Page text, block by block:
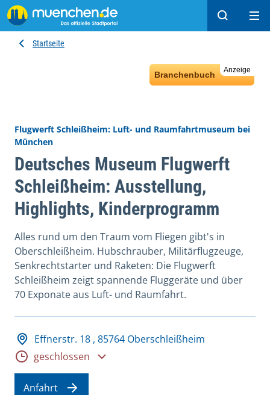
Suchen
Startseite
Anzeige
Branchenbuch
Flugwerft Schleißheim: Luft- und Raumfahrtmuseum bei
München
Deutsches Museum Flugwerft
Schleißheim: Ausstellung,
Highlights, Kinderprogramm
Alles rund um den Traum vom Fliegen gibt's in
Oberschleißheim. Hubschrauber, Militärflugzeuge,
Senkrechtstarter und Raketen: Die Flugwerft
Schleißheim zeigt spannende Fluggeräte und über
70 Exponate aus Luft- und Raumfahrt.
Adresse und Öffnungszeiten
Effnerstr. 18 , 85764 Oberschleißheim
Öffnungszeiten
geschlossen
Anfahrt